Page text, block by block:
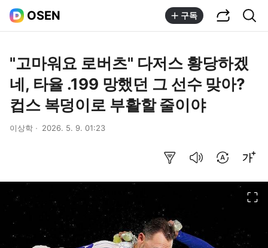
OSEN 구독
"고마워요 로버츠" 다저스 황당하겠
네, 타율 .199 망했던 그 선수 맞아?
컵스 복덩이로 부활할 줄이야
이상학 2026. 5. 9. 01:23